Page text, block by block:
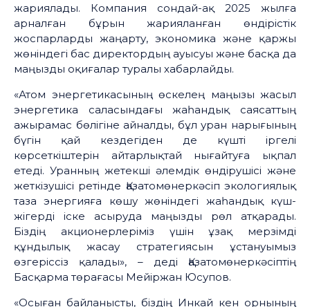
жариялады. Компания сондай-ақ 2025 жылға
арналған бұрын жарияланған өндірістік
жоспарларды жаңарту, экономика және қаржы
жөніндегі бас директордың ауысуы және басқа да
маңызды оқиғалар туралы хабарлайды.
«Атом энергетикасының өскелең маңызы жасыл
энергетика саласындағы жаһандық саясаттың
ажырамас бөлігіне айналды, бұл уран нарығының
бүгін қай кездегіден де күшті іргелі
көрсеткіштерін айтарлықтай нығайтуға ықпал
етеді. Уранның жетекші әлемдік өндірушісі және
жеткізушісі ретінде Қазатомөнеркәсіп экологиялық
таза энергияға көшу жөніндегі жаһандық күш-
жігерді іске асыруда маңызды рөл атқарады.
Біздің акционерлеріміз үшін ұзақ мерзімді
құндылық жасау стратегиясын ұстануымыз
өзгеріссіз қалады», – деді Қазатомөнеркәсіптің
Басқарма төрағасы Мейіржан Юсупов.
«Осыған байланысты, біздің Инкай кен орнының